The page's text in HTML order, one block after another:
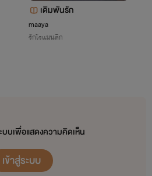
เดิมพันรัก
maaya
รักโรแมนติก
บบเพื่อแสดงความคิดเห็น
เข้าสู่ระบบ